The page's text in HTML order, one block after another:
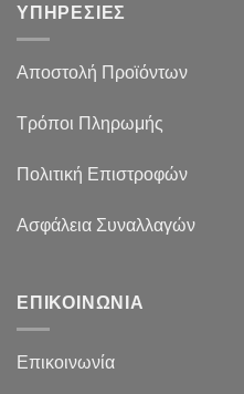
ΥΠΗΡΕΣΙΕΣ
Αποστολή Προϊόντων
Τρόποι Πληρωμής
Πολιτική Επιστροφών
Ασφάλεια Συναλλαγών
ΕΠΙΚΟΙΝΩΝΙΑ
Επικοινωνία